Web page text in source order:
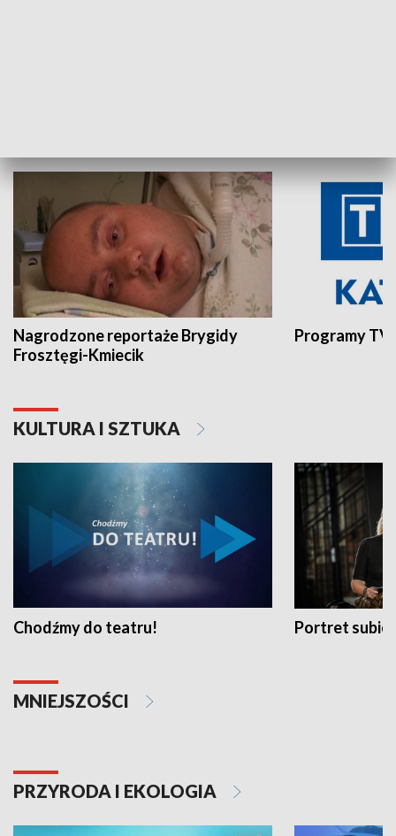
Nagrodzone reportaże Brygidy
Frosztęgi-Kmiecik
Programy
KULTURA I SZTUKA
Chodźmy do teatru! Portret
MNIEJSZOŚCI
PRZYRODA I EKOLOGIA